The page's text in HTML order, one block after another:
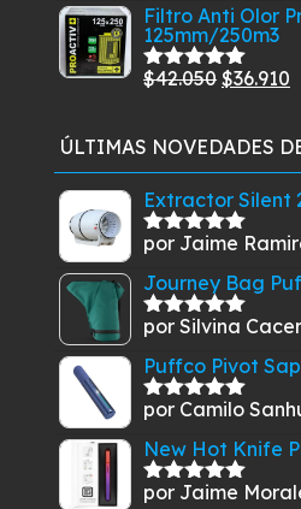
precio
original
era:
$39.500.
Filtro Anti Olor
125mm/250m3
Valorado
$42.050 El
original
era:
$42.050.
$36.910
ÚLTIMAS NOVEDADES
Extractor Silent
Valorado
por Jaime
Journey Bag
Valorado
por Silvina
Puffco Pivot
Valorado
por Camilo
New Hot Knife
Valorado
por Jaime